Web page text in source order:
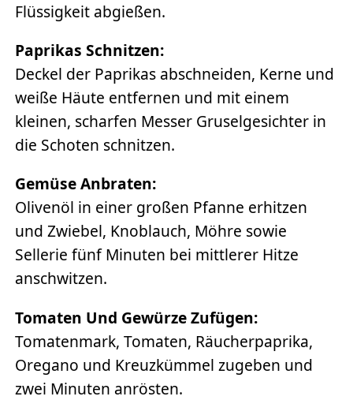
Flüssigkeit abgießen.
Paprikas Schnitzen:
Deckel der Paprikas abschneiden, Kerne und
weiße Häute entfernen und mit einem
kleinen, scharfen Messer Gruselgesichter in
die Schoten schnitzen.
Gemüse Anbraten:
Olivenöl in einer großen Pfanne erhitzen
und Zwiebel, Knoblauch, Möhre sowie
Sellerie fünf Minuten bei mittlerer Hitze
anschwitzen.
Tomaten Und Gewürze Zufügen:
Tomatenmark, Tomaten, Räucherpaprika,
Oregano und Kreuzkümmel zugeben und
zwei Minuten anrösten.